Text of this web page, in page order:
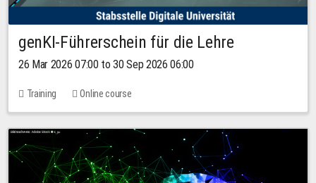
genKI-Führerschein für die Lehre
26 Mar 2026 07:00 to 30 Sep 2026 06:00
Training Online course